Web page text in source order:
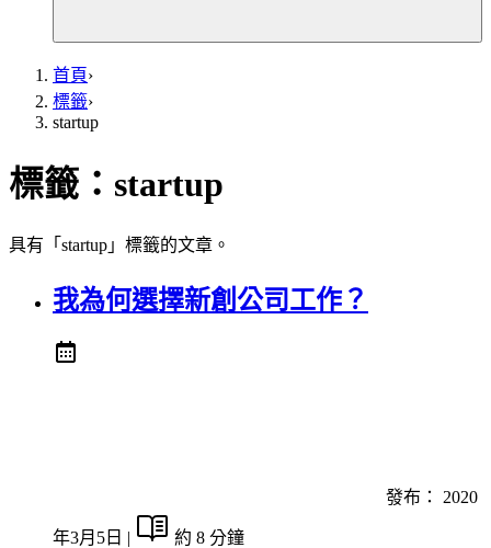
首頁›
標籤›
startup
標籤： startup
具有「startup」標籤的文章。
我為何選擇新創公司工作？
發布： 2020
年3月5日 | 約 8 分鐘